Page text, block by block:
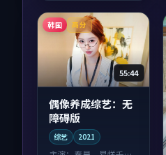
韩国 高分
55:44
偶像养成综艺：无
障碍版
综艺 2021